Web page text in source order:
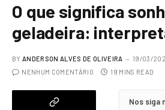
O que significa
geladeira:
BY ANDERSON ALVES DE OLIVEIRA
19/03/
NENHUM COMENTÁRIO
19 MINS READ
Nos siga